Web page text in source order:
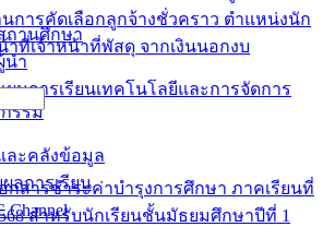
ถานศึกษา
นำ
นการเรียนเทคโนโลยีและการจัดการ
รรม
ละคลังข้อมูล
ลการเรียน
การคัดเลือกลูกจ้างชั่วคราว ตำแหน่งนัก
ที่เจ้าหน้าที่พัสดุ จากเงินนอกงบ
อกสารชำระค่าบำรุงการศึกษา ภาคเรียนที่
สำหรับนักเรียนชั้นมัธยมศึกษาปีที่ 1